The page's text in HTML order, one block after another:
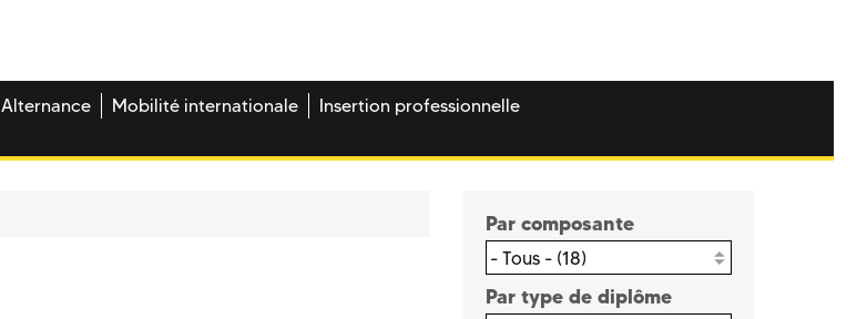
Alternance Mobilité internationale
Insertion professionnelle
Par composante
- Tous - (18)
Par type de diplôme